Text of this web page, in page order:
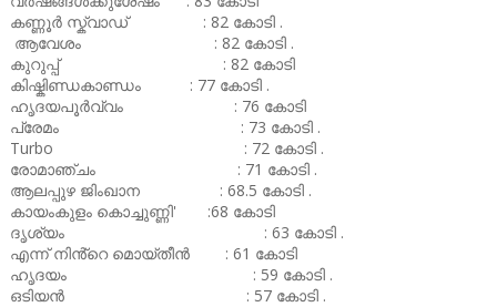
കണ്ണൂർ സ്ക്വാഡ് : 82 കോടി .
ആവേശം : 82 കോടി .
കുറുപ്പ് : 82 കോടി
കിഷ്കിണ്ഡകാണ്ഡം : 77 കോടി .
ഹൃദയപൂർവ്വം : 76 കോടി
പ്രേമം : 73 കോടി .
Turbo : 72 കോടി .
രോമാഞ്ചം : 71 കോടി .
ആലപ്പുഴ ജിംഖാന : 68.5 കോടി .
കായംകുളം കൊച്ചുണ്ണി' :68 കോടി
ദൃശ്യം : 63 കോടി .
എന്ന് നിൻ്റെ മൊയ്തീൻ : 61 കോടി
ഹൃദയം : 59 കോടി .
ഒടിയൻ : 57 കോടി .